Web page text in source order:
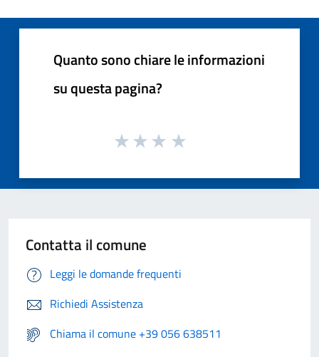
Quanto sono chiare le informazioni
su questa pagina?
Contatta il comune
Leggi le domande frequenti
Richiedi Assistenza
Chiama il comune +39 056 638511